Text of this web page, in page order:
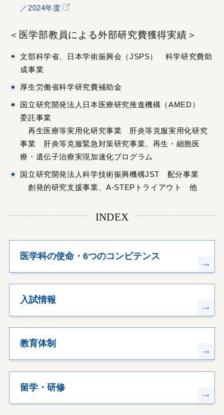
／2024年度
＜医学部教員による外部研究費獲得実績＞
文部科学省、日本学術振興会（JSPS） 科学研究費助
成事業
厚生労働省科学研究費補助金
国立研究開発法人日本医療研究推進機構（AMED）
委託事業
再生医療等実用化研究事業 肝炎等克服実用化研究
事業 肝炎等克服緊急対策研究事業、再生・細胞医
療・遺伝子治療実現加速化プログラム
国立研究開発法人科学技術振興機構JST 配分事業
創発的研究支援事業、A-STEPトライアウト 他
INDEX
医学科の使命・6つのコンピテンス
入試情報
教育体制
留学・研修